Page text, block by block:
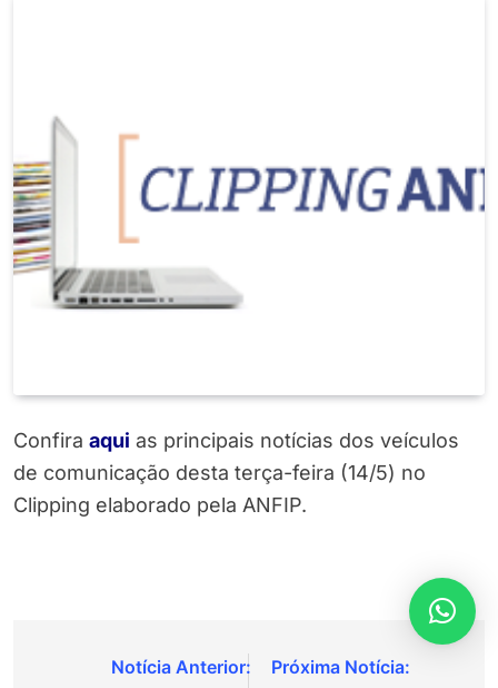
Confira aqui as principais notícias dos veículos
de comunicação desta terça-feira (14/5) no
Clipping elaborado pela ANFIP.
Navegação